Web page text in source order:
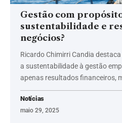
Gestão com
sustentabilidade e
negócios?
Ricardo Chimirri Candia
a sustentabilidade à gestão
apenas resultados financeiros,
Notícias
maio 29, 2025